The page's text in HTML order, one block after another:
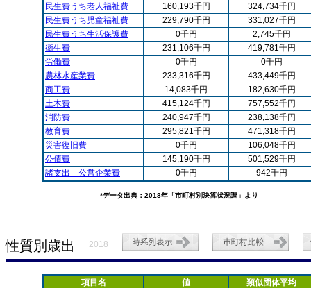
民生費うち老人福祉費
160,193千円
324,734千円
民生費うち児童福祉費
229,790千円
331,027千円
民生費うち生活保護費
0千円
2,745千円
衛生費
231,106千円
419,781千円
労働費
0千円
0千円
農林水産業費
233,316千円
433,449千円
商工費
14,083千円
182,630千円
土木費
415,124千円
757,552千円
消防費
240,947千円
238,138千円
教育費
295,821千円
471,318千円
災害復旧費
0千円
106,048千円
公債費
145,190千円
501,529千円
諸支出 公営企業費
0千円 942千円
*データ出典：2018年「市町村別決算状況調」より
性質別歳出 2018
項目名 値
類似団体平均